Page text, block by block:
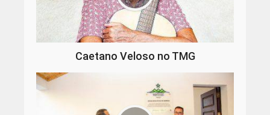
Caetano Veloso no TMG